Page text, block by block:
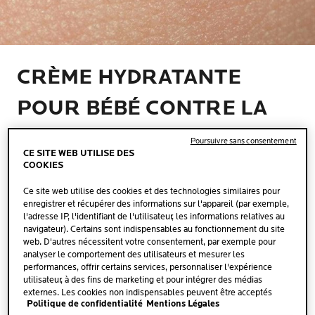
CRÈME HYDRATANTE
POUR BÉBÉ CONTRE LA
Quels sont les produits de soin adaptés aux
nouveau-nés et aux bébés à la peau sensible ?
En plus d'un bon traitement de la peau délicate du
bébé, par exemple lors du bain ou lorsqu'il fait froid, un
soin hydratant adapté est également préconisé pour
prévenir la sécheresse et les irritations. La peau de votre
CE SITE WEB UTILISE DES
COOKIES
Ce site web utilise des cookies et des technologies similaires pour
enregistrer et récupérer des informations sur l'appareil (par exemple,
l'adresse IP, l'identifiant de l'utilisateur, les informations relatives au
navigateur). Certains sont indispensables au fonctionnement du site
web. D'autres nécessitent votre consentement, par exemple pour
analyser le comportement des utilisateurs et mesurer les
performances, offrir certains services, personnaliser l'expérience
utilisateur, à des fins de marketing et pour intégrer des médias
externes. Les cookies non indispensables peuvent être acceptés
directement (« Accepter tous ») ou refusés (« Continuer sans
Politique de confidentialité Mentions Légales
Poursuivre sans consentement